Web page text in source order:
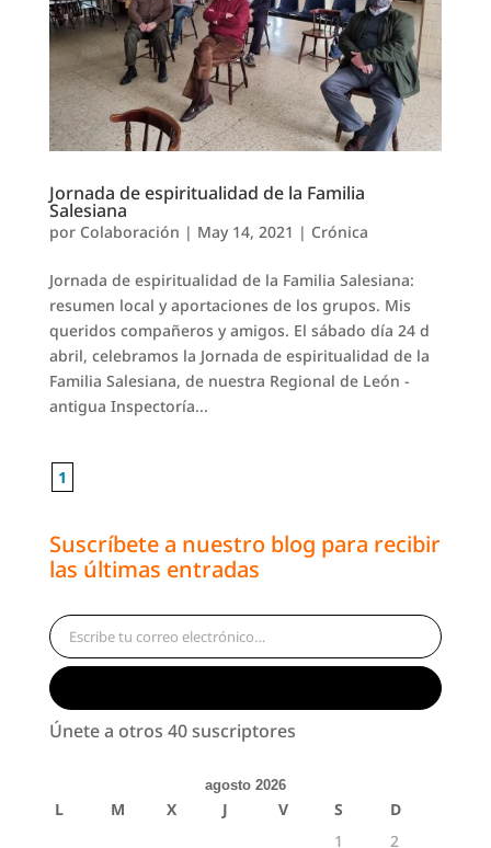
Jornada de espiritualidad de la Familia
Salesiana
por Colaboración | May 14, 2021 | Crónica
Jornada de espiritualidad de la Familia Salesiana:
resumen local y aportaciones de los grupos. Mis
queridos compañeros y amigos. El sábado día 24 d
abril, celebramos la Jornada de espiritualidad de la
Familia Salesiana, de nuestra Regional de León -
antigua Inspectoría...
1
Suscríbete a nuestro blog para recibir
las últimas entradas
Escribe tu correo electrónico…
Únete a otros 40 suscriptores
agosto 2026
L M X J V S
D
1
2